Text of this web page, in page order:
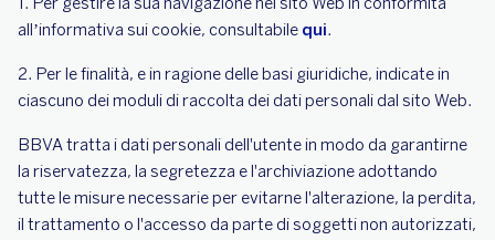
all’informativa sui cookie, consultabile qui.
2. Per le finalità, e in ragione delle basi giuridiche, indicate in
ciascuno dei moduli di raccolta dei dati personali dal sito Web.
BBVA tratta i dati personali dell'utente in modo da garantirne
la riservatezza, la segretezza e l'archiviazione adottando
tutte le misure necessarie per evitarne l'alterazione, la perdita,
il trattamento o l'accesso da parte di soggetti non autorizzati,